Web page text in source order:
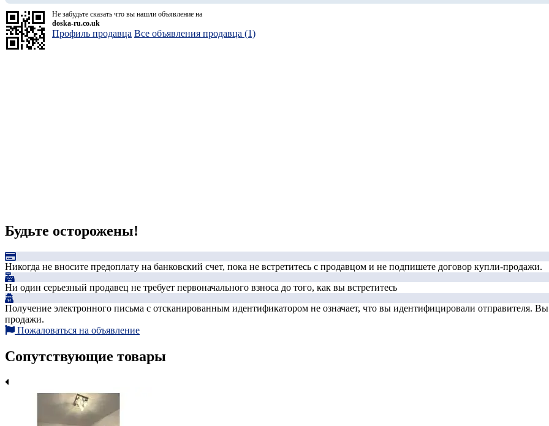
Не забудьте сказать что вы нашли объявление на
doska-ru.co.uk
Профиль продавца Все объявления продавца (1)
Будьте осторожены!
Никогда не вносите предоплату на банковский счет, пока не встретитесь с продавцом и не подпишете договор купли-продажи.
Ни один серьезный продавец не требует первоначального взноса до того, как вы встретитесь
Получение электронного письма с отсканированным идентификатором не означает, что вы идентифицировали отправителя. Вы
продажи.
Пожаловаться на объявление
Сопутствующие товары